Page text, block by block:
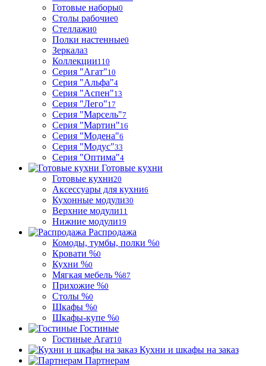
Готовые наборы0
Столы рабочие0
Стеллажи0
Полки настенные0
Зеркала3
Коллекции110
Серия "Агат"10
Серия "Альфа"4
Серия "Аспен"13
Серия "Лего"17
Серия "Марсель"7
Серия "Мартин"16
Серия "Модена"6
Серия "Модус"33
Серия "Оптима"4
Готовые кухни
Готовые кухни20
Аксессуары для кухни6
Кухонные модули30
Верхние модули11
Нижние модули19
Распродажа
Комоды, тумбы, полки %0
Кровати %0
Кухни %0
Мягкая мебель %87
Прихожие %0
Столы %0
Шкафы %0
Шкафы-купе %0
Гостиные
Гостиные Агат10
Кухни и шкафы на заказ
Партнерам